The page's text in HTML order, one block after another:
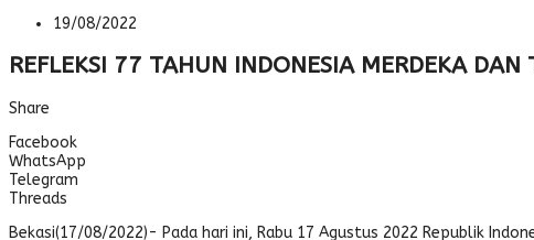
19/08/2022
REFLEKSI 77 TAHUN INDONESIA MERDEKA
Share
Facebook
WhatsApp
Telegram
Threads
Bekasi(17/08/2022)- Pada hari ini, Rabu 17 Agustus 2022 Republik